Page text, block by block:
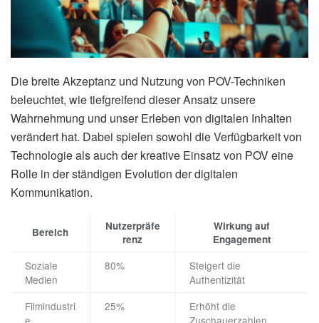
Die breite Akzeptanz und Nutzung von POV-Techniken
beleuchtet, wie tiefgreifend dieser Ansatz unsere
Wahrnehmung und unser Erleben von digitalen Inhalten
verändert hat. Dabei spielen sowohl die Verfügbarkeit von
Technologie als auch der kreative Einsatz von POV eine
Rolle in der ständigen Evolution der digitalen
Kommunikation.
Bereich
Nutzerpräfe
renz
Wirkung auf
Engagement
Soziale
Medien
80%
Steigert die
Authentizität
Filmindustri
e
25%
Erhöht die
Zuschauerzahlen